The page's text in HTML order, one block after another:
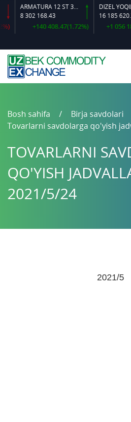
ARMATURA 12 ST 35 GS O‘LCHAMLI
8 302 168.43
+140 408.47(1.72%)
DIZEL
16 185 620.72
+1 056
Bosh sahifa
Birja savdolari
Tovarlarni savdolarga qo'yish
TOVARLARNI
QO'YISH
2021/5/24
2021/5